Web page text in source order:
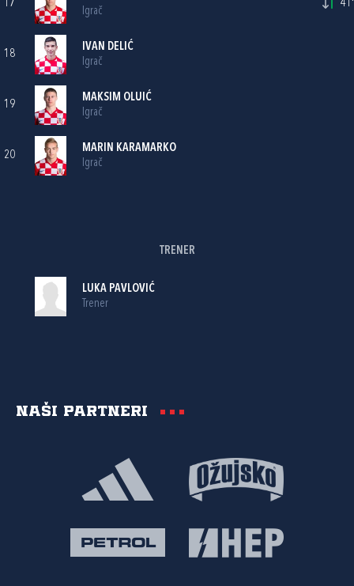
17
Igrač
41'
18
IVAN DELIĆ
Igrač
19
MAKSIM OLUIĆ
Igrač
20
MARIN KARAMARKO
Igrač
TRENER
LUKA PAVLOVIĆ
Trener
Naši partneri